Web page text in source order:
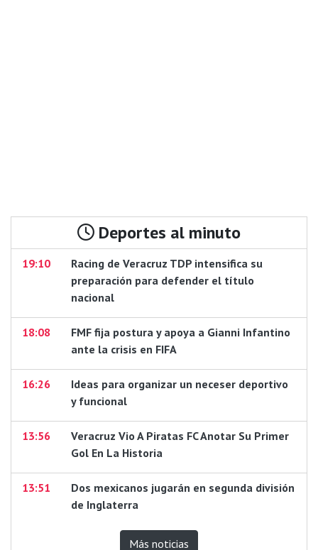
Deportes al minuto
19:10
Racing de Veracruz TDP intensifica su
preparación para defender el título
nacional
18:08
FMF fija postura y apoya a Gianni Infantino
ante la crisis en FIFA
16:26
Ideas para organizar un neceser deportivo
y funcional
13:56
Veracruz Vio A Piratas FC Anotar Su Primer
Gol En La Historia
13:51
Dos mexicanos jugarán en segunda división
de Inglaterra
Más noticias